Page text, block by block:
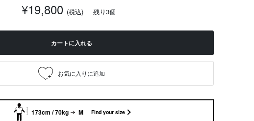
¥19,800 (税込) 残り3個
カートに入れる
173cm / 70kg M Find your size